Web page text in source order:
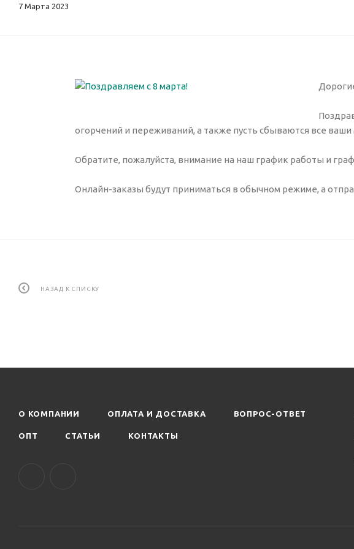
7 Марта 2023
огорчений и переживаний, а также пусть сбываются все
Обратите, пожалуйста, внимание на наш график работы и
Онлайн-заказы будут приниматься в обычном режиме, а
НАЗАД К СПИСКУ
О КОМПАНИИ ОПЛАТА И ДОСТАВКА ВОПРОС-ОТВЕТ
ОПТ СТАТЬИ КОНТАКТЫ